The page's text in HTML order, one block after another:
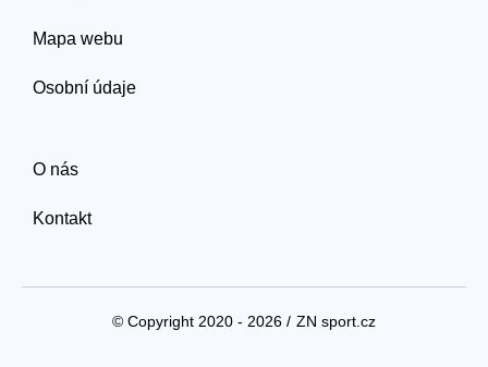
Mapa webu
Osobní údaje
O nás
Kontakt
© Copyright 2020 - 2026 / ZN sport.cz